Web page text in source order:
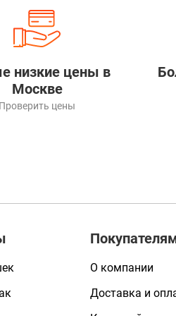
низкие цены в
Москве
Проверить цены
О компании
Доставка и